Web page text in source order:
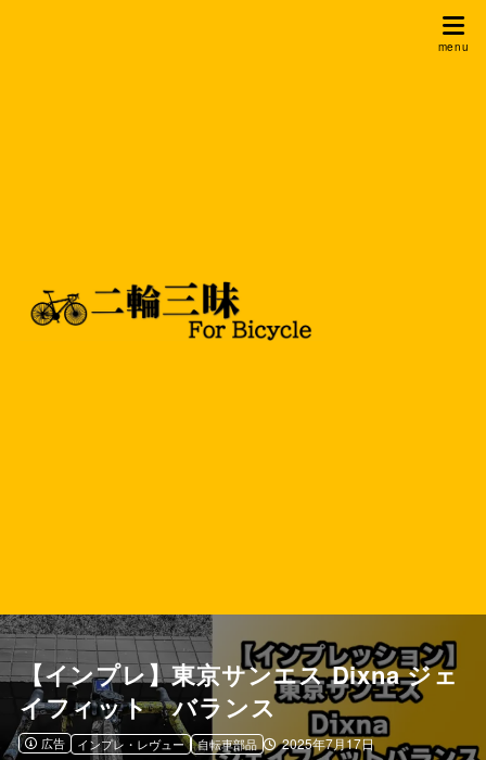
【インプレ】東京サンエス Dixna ジェ
イフィット バランス
広告 2025年7月17日
インプレ・レヴュー 自転車部品